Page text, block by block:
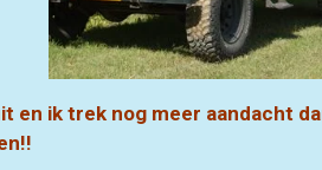
en ik trek nog meer aandacht